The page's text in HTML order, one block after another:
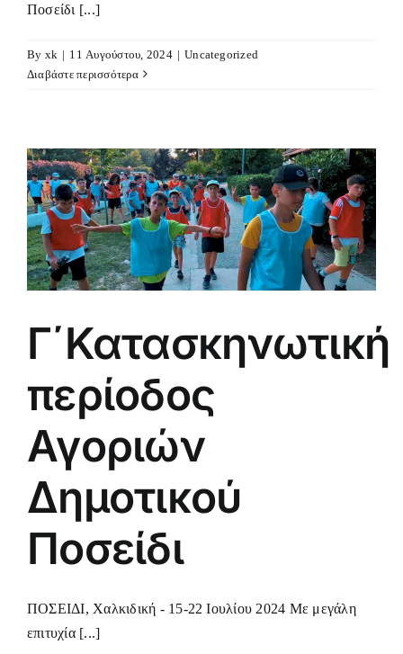
Ποσείδι [...]
By xk | 11 Αυγούστου, 2024 | Uncategorized
Διαβάστε περισσότερα
Γ΄Κατασκηνωτική
περίοδος
Αγοριών
Δημοτικού
Ποσείδι
ΠΟΣΕΙΔΙ, Χαλκιδική - 15-22 Ιουλίου 2024 Με μεγάλη
επιτυχία [...]